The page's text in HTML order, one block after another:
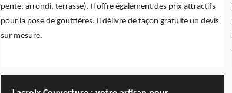
pente, arrondi, terrasse). Il offre également des prix attractifs
pour la pose de gouttières. Il délivre de façon gratuite un devis
sur mesure.